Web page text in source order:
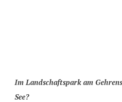
Im Landschaftspark am
See?